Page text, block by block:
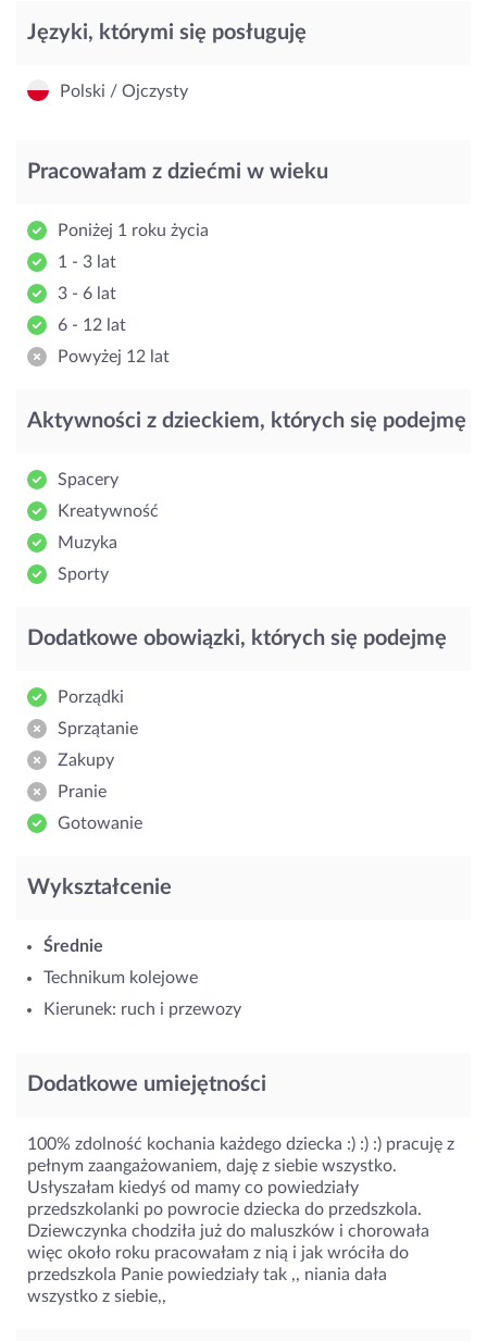
Języki, którymi się posługuję
Polski / Ojczysty
Pracowałam z dziećmi w wieku
Poniżej 1 roku życia
1 - 3 lat
3 - 6 lat
6 - 12 lat
Powyżej 12 lat
Aktywności z dzieckiem, których się podejmę
Spacery
Kreatywność
Muzyka
Sporty
Dodatkowe obowiązki, których się podejmę
Porządki
Sprzątanie
Zakupy
Pranie
Gotowanie
Wykształcenie
Średnie
Technikum kolejowe
Kierunek: ruch i przewozy
Dodatkowe umiejętności
100% zdolność kochania każdego dziecka :) :) :) pracuję z
pełnym zaangażowaniem, daję z siebie wszystko.
Usłyszałam kiedyś od mamy co powiedziały
przedszkolanki po powrocie dziecka do przedszkola.
Dziewczynka chodziła już do maluszków i chorowała
więc około roku pracowałam z nią i jak wróciła do
przedszkola Panie powiedziały tak ,, niania dała
wszystko z siebie,,